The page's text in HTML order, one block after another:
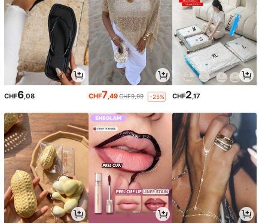
CHF6,08 CHF7,49CHF9,99 -25% CHF2,17